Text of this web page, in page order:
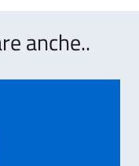
anche..